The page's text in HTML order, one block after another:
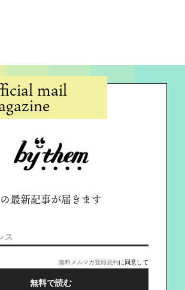
mail
の最新記事が届きます
無料メルマガ登録規約に同意して